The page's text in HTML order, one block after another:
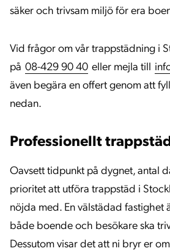
säker och trivsam miljö för era
Vid frågor om vår trappstädning i
på 08-429 90 40 eller mejla till
även begära en offert genom att
nedan.
Professionellt
Oavsett tidpunkt på dygnet, antal
prioritet att utföra trappstäd i
nöjda med. En välstädad fastighet
både boende och besökare ska
Dessutom visar det att ni bryr er